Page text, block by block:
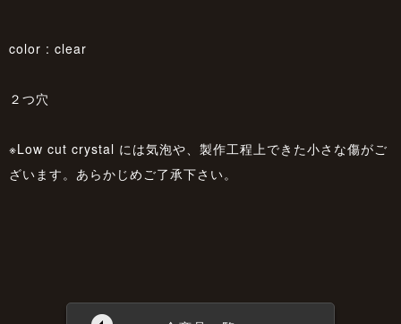
color : clear
２つ穴
※Low cut crystal には気泡や、製作工程上できた小さな傷がご
ざいます。あらかじめご了承下さい。